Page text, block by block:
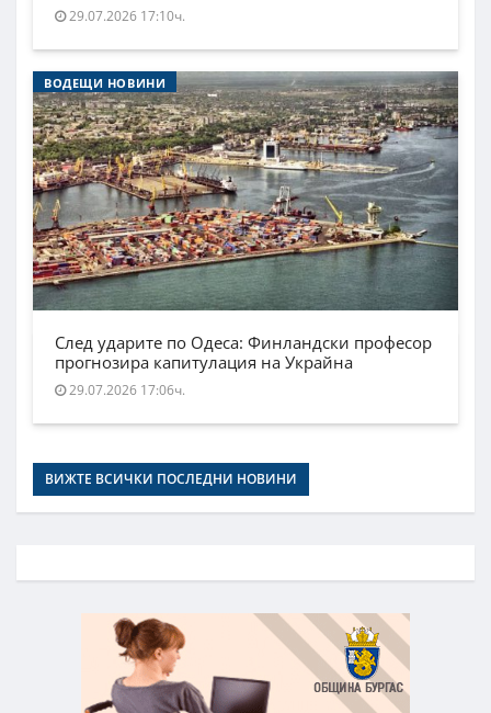
29.07.2026 17:10ч.
ВОДЕЩИ НОВИНИ
След ударите по Одеса: Финландски професор
прогнозира капитулация на Украйна
29.07.2026 17:06ч.
ВИЖТЕ ВСИЧКИ ПОСЛЕДНИ НОВИНИ